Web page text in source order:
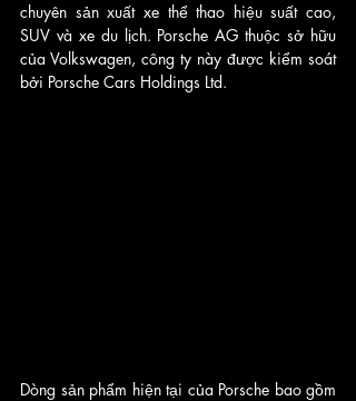
chuyên sản xuất xe thể thao hiệu suất cao,
SUV và xe du lịch. Porsche AG thuộc sở hữu
của Volkswagen, công ty này được kiểm soát
bởi Porsche Cars Holdings Ltd.
Dòng sản phẩm hiện tại của Porsche bao gồm